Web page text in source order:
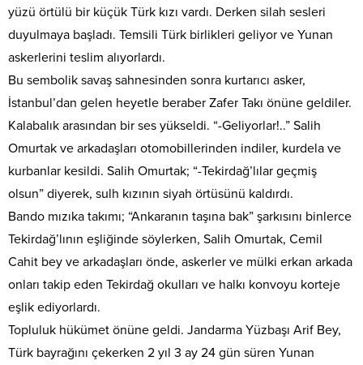
yüzü örtülü bir küçük Türk kızı vardı. Derken silah sesleri
duyulmaya başladı. Temsili Türk birlikleri geliyor ve Yunan
askerlerini teslim alıyorlardı.
Bu sembolik savaş sahnesinden sonra kurtarıcı asker,
İstanbul’dan gelen heyetle beraber Zafer Takı önüne geldiler.
Kalabalık arasından bir ses yükseldi. “-Geliyorlar!..” Salih
Omurtak ve arkadaşları otomobillerinden indiler, kurdela ve
kurbanlar kesildi. Salih Omurtak; “-Tekirdağ’lılar geçmiş
olsun” diyerek, sulh kızının siyah örtüsünü kaldırdı.
Bando mızıka takımı; “Ankaranın taşına bak” şarkısını binlerce
Tekirdağ’lının eşliğinde söylerken, Salih Omurtak, Cemil
Cahit bey ve arkadaşları önde, askerler ve mülki erkan arkada
onları takip eden Tekirdağ okulları ve halkı konvoyu korteje
eşlik ediyorlardı.
Topluluk hükümet önüne geldi. Jandarma Yüzbaşı Arif Bey,
Türk bayrağını çekerken 2 yıl 3 ay 24 gün süren Yunan